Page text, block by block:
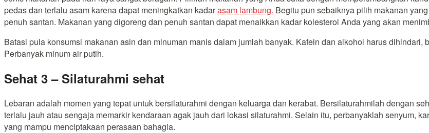
pedas dan terlalu asam karena dapat meningkatkan kadarasam lambung. Begitu pun sebaiknya pilih makanan
penuh santan. Makanan yang digoreng dan penuh santan dapat menaikkan kadar kolesterol Anda yang akan
Batasi pula konsumsi makanan asin dan minuman manis dalam jumlah banyak. Kafein dan alkohol harus
Perbanyak minum air putih.
Sehat 3 – Silaturahmi sehat
Lebaran adalah momen yang tepat untuk bersilaturahmi dengan keluarga dan kerabat. Bersilaturahmilah dengan
terlalu jauh atau sengaja memarkir kendaraan agak jauh dari lokasi silaturahmi. Selain itu, perbanyaklah senyum,
yang mampu menciptakaan perasaan bahagia.